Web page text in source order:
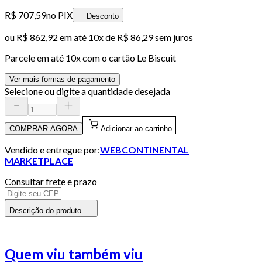
R$ 707,59no PIX Desconto
ou R$ 862,92 em até 10x de R$ 86,29 sem juros
Parcele em até 10x com o cartão Le Biscuit
Ver mais formas de pagamento
Selecione ou digite a quantidade desejada
COMPRAR AGORA Adicionar ao carrinho
Vendido e entregue por:WEBCONTINENTAL
MARKETPLACE
Consultar frete e prazo
Descrição do produto
Quem viu também viu